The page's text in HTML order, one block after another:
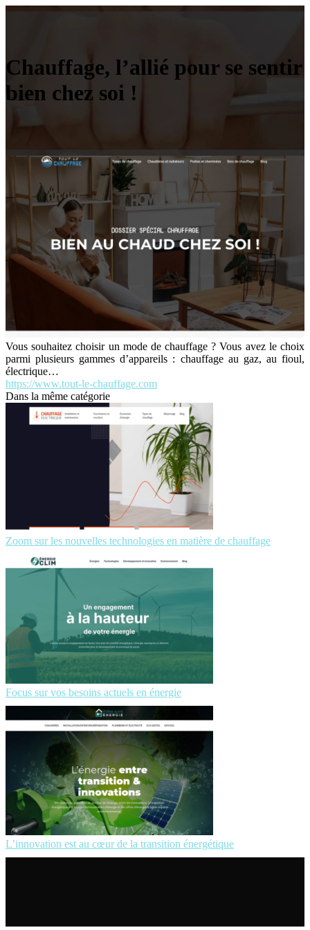
Chauffage, l’allié pour se sentir
bien chez soi !
Vous souhaitez choisir un mode de chauffage ? Vous avez le choix
parmi plusieurs gammes d’appareils : chauffage au gaz, au fioul,
électrique…
https://www.tout-le-chauffage.com
Dans la même catégorie
Zoom sur les nouvelles technologies en matière de chauffage
Focus sur vos besoins actuels en énergie
L’innovation est au cœur de la transition énergétique